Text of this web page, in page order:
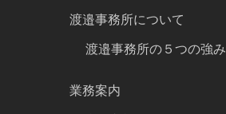
渡邉事務所について
渡邉事務所の５つの強み
業務案内